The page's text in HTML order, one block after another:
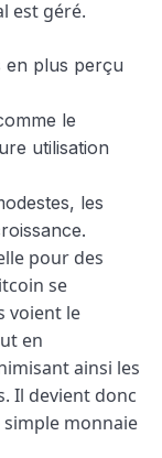
est géré.
en plus perçu
le
utilisation
les
pour des
se
voient le
en
ainsi les
Il devient donc
simple monnaie